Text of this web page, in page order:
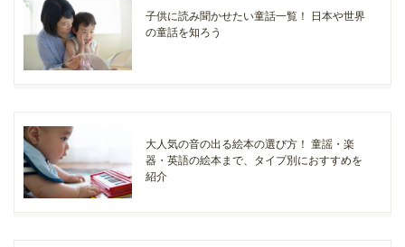
子供に読み聞かせたい童話一覧！ 日本や世界
の童話を知ろう
大人気の音の出る絵本の選び方！ 童謡・楽
器・英語の絵本まで、タイプ別におすすめを
紹介